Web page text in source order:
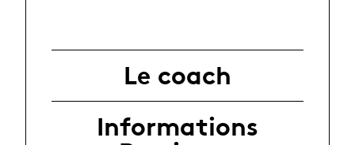
Le coach
Informations